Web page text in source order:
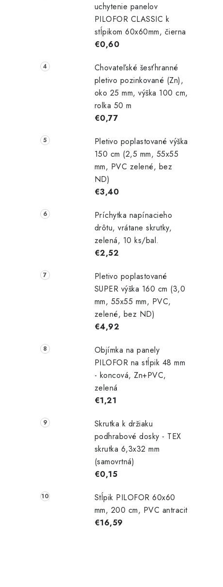
uchytenie panelov
PILOFOR CLASSIC k
stĺpikom 60x60mm, čierna
€0,60
Chovateľské šesťhranné
pletivo pozinkované (Zn),
oko 25 mm, výška 100 cm,
rolka 50 m
€0,77
Pletivo poplastované výška
150 cm (2,5 mm, 55x55
mm, PVC zelené, bez
ND)
€3,40
Príchytka napínacieho
drôtu, vrátane skrutky,
zelená, 10 ks/bal.
€2,52
Pletivo poplastované
SUPER výška 160 cm (3,0
mm, 55x55 mm, PVC,
zelené, bez ND)
€4,92
Objímka na panely
PILOFOR na stĺpik 48 mm
- koncová, Zn+PVC,
zelená
€1,21
Skrutka k držiaku
podhrabové dosky - TEX
skrutka 6,3x32 mm
(samovrtná)
€0,15
Stĺpik PILOFOR 60x60
mm, 200 cm, PVC antracit
€16,59